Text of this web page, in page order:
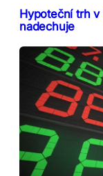
Hypoteční trh
nadechuje